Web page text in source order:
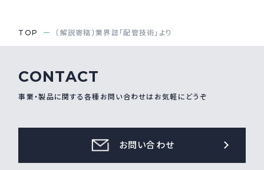
TOP 〔解説寄稿〕業界誌「配管技術」より
CONTACT
事業・製品に関する各種お問い合わせはお気軽にどうぞ
お問い合わせ